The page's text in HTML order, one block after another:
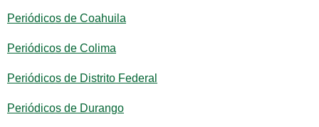
Periódicos de Coahuila
Periódicos de Colima
Periódicos de Distrito Federal
Periódicos de Durango